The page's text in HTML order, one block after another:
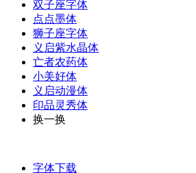
双子座字体
点点墨体
狮子座字体
义启紫水晶体
亡者农药体
小美好体
义启动漫体
印品灵秀体
换一换
字体下载